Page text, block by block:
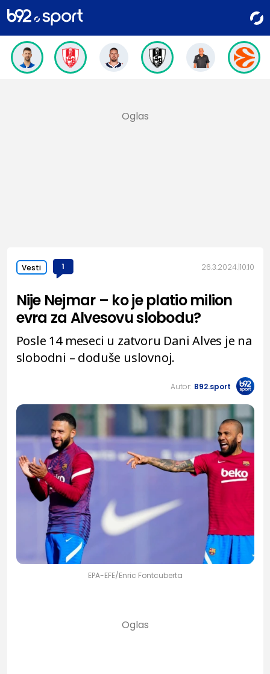
Vesti 1 26.3.2024. 10:10
Nije Nejmar – ko je platio milion
evra za Alvesovu slobodu?
Posle 14 meseci u zatvoru Dani Alves je na
slobodni – doduše uslovnoj.
Autor: B92.sport
EPA-EFE/Enric Fontcuberta